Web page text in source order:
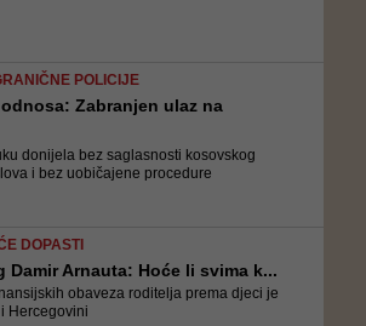
POLICIJE
Zabranjen ulaz na
donijela bez saglasnosti kosovskog
i bez uobičajene procedure
DOPASTI
Damir Arnauta: Hoće li svima k...
obaveza roditelja prema djeci je
Hercegovini